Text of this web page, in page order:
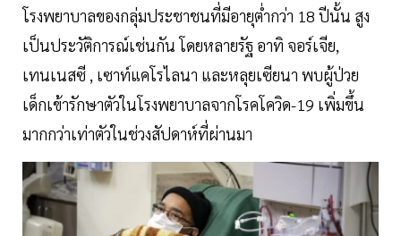
โรงพยาบาลของกลุ่มประชาชนที่มีอายุต่ำกว่า 18 ปีนั้น สูง
เป็นประวัติการณ์เช่นกัน โดยหลายรัฐ อาทิ จอร์เจีย,
เทนเนสซี , เซาท์แคโรไลนา และหลุยเซียนา พบผู้ป่วย
เด็กเข้ารักษาตัวในโรงพยาบาลจากโรคโควิด-19 เพิ่มขึ้น
มากกว่าเท่าตัวในช่วงสัปดาห์ที่ผ่านมา